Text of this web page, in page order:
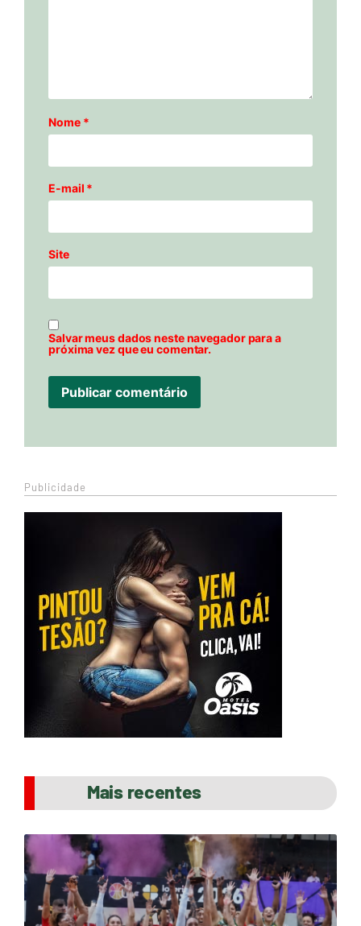
Nome *
E-mail *
Site
Salvar meus dados neste navegador para a
próxima vez que eu comentar.
Publicidade
Mais recentes